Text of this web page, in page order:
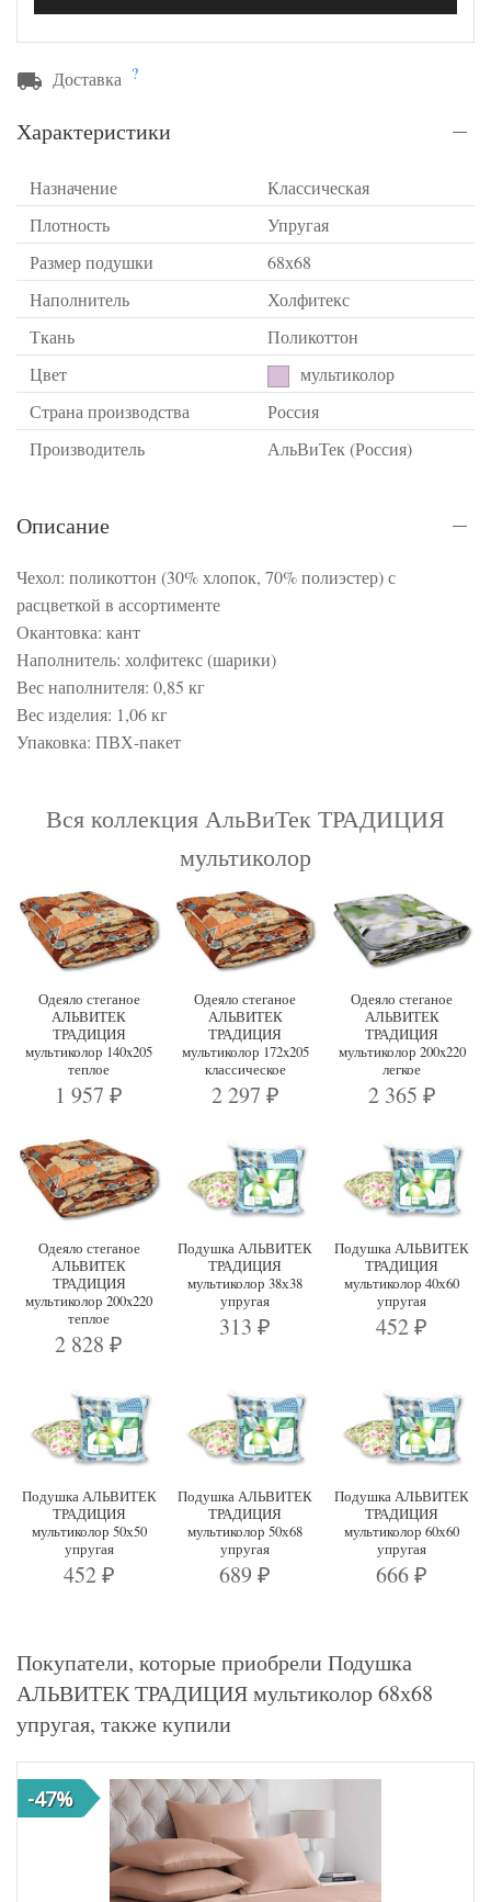
Доставка ?
Характеристики
Назначение
Классическая
Плотность
Упругая
Размер подушки
68х68
Наполнитель
Холфитекс
Ткань
Поликоттон
Цвет
мультиколор
Страна производства
Россия
Производитель
АльВиТек (Россия)
Описание
Чехол: поликоттон (30% хлопок, 70% полиэстер) с
расцветкой в ассортименте
Окантовка: кант
Наполнитель: холфитекс (шарики)
Вес наполнителя: 0,85 кг
Вес изделия: 1,06 кг
Упаковка: ПВХ-пакет
Вся коллекция АльВиТек ТРАДИЦИЯ
мультиколор
Одеяло стеганое
АЛЬВИТЕК
ТРАДИЦИЯ
мультиколор 140x205
теплое
1 957₽
Одеяло стеганое
АЛЬВИТЕК
ТРАДИЦИЯ
мультиколор 172x205
классическое
2 297 ₽
Одеяло стеганое
АЛЬВИТЕК
ТРАДИЦИЯ
мультиколор 200x220
легкое
2 365 ₽
Одеяло стеганое
АЛЬВИТЕК
ТРАДИЦИЯ
мультиколор 200x220
теплое
2 828₽
Подушка АЛЬВИТЕК
ТРАДИЦИЯ
мультиколор 38х38
упругая
313₽
Подушка АЛЬВИТЕК
ТРАДИЦИЯ
мультиколор 40х60
упругая
452₽
Подушка АЛЬВИТЕК
ТРАДИЦИЯ
мультиколор 50х50
упругая
452 ₽
Подушка АЛЬВИТЕК
ТРАДИЦИЯ
мультиколор 50х68
упругая
689₽
Подушка АЛЬВИТЕК
ТРАДИЦИЯ
мультиколор 60х60
упругая
666₽
Покупатели, которые приобрели Подушка
АЛЬВИТЕК ТРАДИЦИЯ мультиколор 68х68
упругая, также купили
-47%